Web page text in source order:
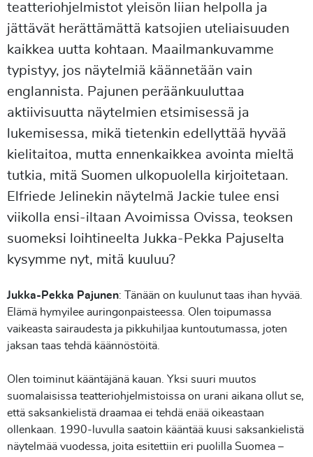
teatteriohjelmistot yleisön liian helpolla ja
jättävät herättämättä katsojien uteliaisuuden
kaikkea uutta kohtaan. Maailmankuvamme
typistyy, jos näytelmiä käännetään vain
englannista. Pajunen peräänkuuluttaa
aktiivisuutta näytelmien etsimisessä ja
lukemisessa, mikä tietenkin edellyttää hyvää
kielitaitoa, mutta ennenkaikkea avointa mieltä
tutkia, mitä Suomen ulkopuolella kirjoitetaan.
Elfriede Jelinekin näytelmä Jackie tulee ensi
viikolla ensi-iltaan Avoimissa Ovissa, teoksen
suomeksi loihtineelta Jukka-Pekka Pajuselta
kysymme nyt, mitä kuuluu?
Jukka-Pekka Pajunen: Tänään on kuulunut taas ihan hyvää.
Elämä hymyilee auringonpaisteessa. Olen toipumassa
vaikeasta sairaudesta ja pikkuhiljaa kuntoutumassa, joten
jaksan taas tehdä käännöstöitä.
Olen toiminut kääntäjänä kauan. Yksi suuri muutos
suomalaisissa teatteriohjelmistoissa on urani aikana ollut se,
että saksankielistä draamaa ei tehdä enää oikeastaan
ollenkaan. 1990-luvulla saatoin kääntää kuusi saksankielistä
näytelmää vuodessa, joita esitettiin eri puolilla Suomea –